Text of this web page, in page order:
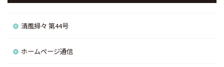
清風掃々 第44号
ホームページ通信